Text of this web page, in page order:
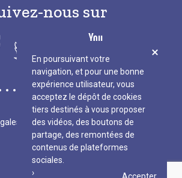
nous sur
- Plan du site - FR EN
En poursuivant votre
navigation, et pour une bonne
expérience utilisateur, vous
acceptez le dépôt de cookies
tiers destinés à vous proposer
des vidéos, des boutons de
partage, des remontées de
contenus de plateformes
sociales.